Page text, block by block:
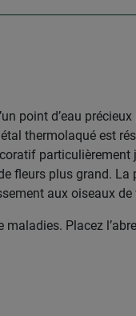
point d’eau
thermolaqué est
fleurs plus grand.
aux oiseaux de
Placez